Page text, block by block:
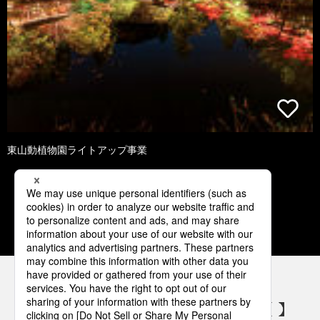
東山動植物園ライトアップ事業
1 2 3 4 5
パナソニックの電気設備 SNSアカウント